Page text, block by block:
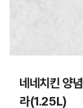
네네치킨 양
라(1.25L)